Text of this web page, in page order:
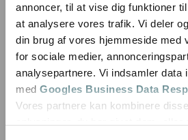
annoncer, til at vise dig funktioner
at analysere vores trafik. Vi deler
din brug af vores hjemmeside med
for sociale medier,
analysepartnere. Vi indsamler data
med Googles Business Data
Vores partnere kan kombinere